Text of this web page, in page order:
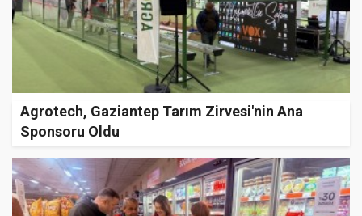
Agrotech, Gaziantep Tarım Zirvesi'nin Ana
Sponsoru Oldu